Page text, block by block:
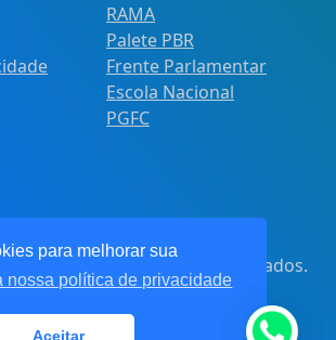
para melhorar sua
nossa política de privacidade
Aceitar
RAMA
Palete PBR
Frente Parlamentar
Escola Nacional
PGFC
. Todos os direitos reservados.
62.360.268.0001/91